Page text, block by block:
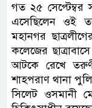
গত ২৫ সেপ্টেম্বর
এসেছিলেন ওই
মহানগর
কলেজের
আটকে রেখে
শাহপরাণ থানা
সিলেট ওসমানী